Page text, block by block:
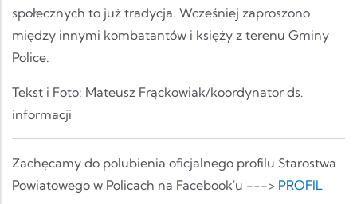
społecznych to już tradycja. Wcześniej zaproszono
między innymi kombatantów i księży z terenu Gminy
Police.
Tekst i Foto: Mateusz Frąckowiak/koordynator ds.
informacji
Zachęcamy do polubienia oficjalnego profilu Starostwa
Powiatowego w Policach na Facebook'u ---> PROFIL